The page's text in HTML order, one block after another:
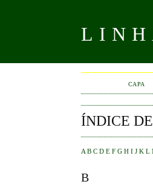
CAPA
ÍNDICE
A B C D E F G H I J K L
B